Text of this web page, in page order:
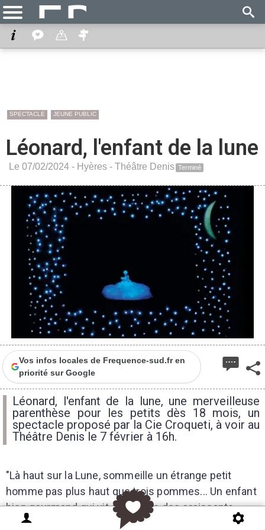
SPECTACLE JEUNE PUBLIC
Léonard, l'enfant de la lune
Le 07/02/2024 - Hyères - Théâtre Denis Terminé
Vos infos locales de Frequence-sud.fr en
priorité sur Google
Léonard, l'enfant de la lune, une merveilleuse
parenthèse pour les petits dès 18 mois, un
spectacle proposé par la Cie Croqueti, à voir au
Théâtre Denis le 7 février à 16h.
"Là haut sur la Lune, sommeille un étrange petit
homme pas plus haut que trois pommes... Un enfant
bien gourmand qui vit au rythme des croissants…
Pour apercevoir ce petit veinard répondant au doux